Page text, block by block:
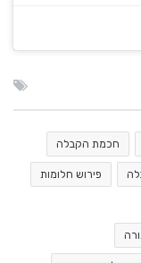
חכמת הקבלה
פירוש חלומות